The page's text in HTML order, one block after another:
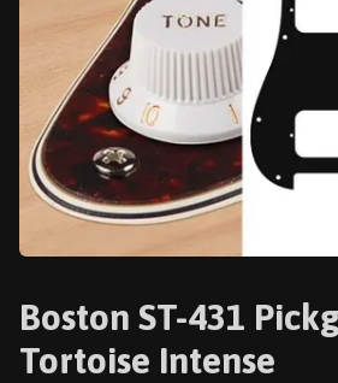
Boston ST-431
Tortoise Intense